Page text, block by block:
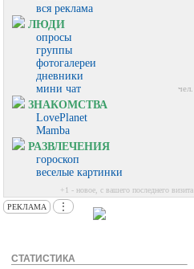
вся реклама
ЛЮДИ
опросы
группы
фотогалереи
дневники
мини чат
чел.
ЗНАКОМСТВА
LovePlanet
Mamba
РАЗВЛЕЧЕНИЯ
гороскоп
веселые картинки
+1 - новое, с вашего последнего визита
РЕКЛАМА
⋮
СТАТИСТИКА